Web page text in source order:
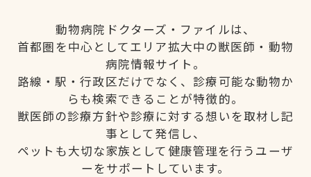
動物病院ドクターズ・ファイルは、
首都圏を中心としてエリア拡大中の獣医師・動物
病院情報サイト。
路線・駅・行政区だけでなく、診療可能な動物か
らも検索できることが特徴的。
獣医師の診療方針や診療に対する想いを取材し記
事として発信し、
ペットも大切な家族として健康管理を行うユーザ
ーをサポートしています。